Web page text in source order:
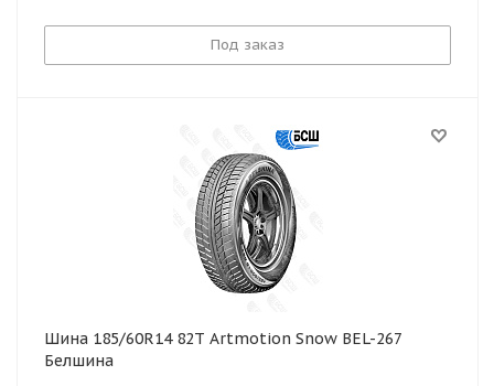
Под заказ
Шина 185/60R14 82T Artmotion Snow BEL-267
Белшина